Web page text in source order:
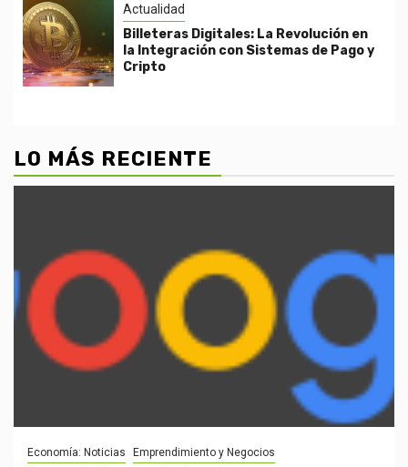
Actualidad
Billeteras Digitales: La Revolución en
la Integración con Sistemas de Pago y
Cripto
LO MÁS RECIENTE
Economía: Noticias
Emprendimiento y Negocios